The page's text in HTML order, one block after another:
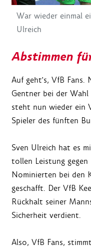
War wieder einmal
Ulreich
Abstimmen
Auf geht's, VfB Fans.
Gentner bei der
steht nun wieder ein
Spieler des fünften
Sven Ulreich hat es
tollen Leistung
Nominierten bei den
geschafft. Der VfB
Rückhalt seiner
Sicherheit verdient.
Also, VfB Fans,